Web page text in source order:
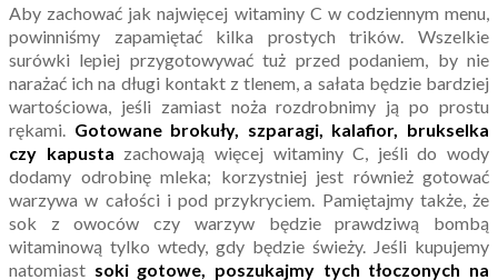
Aby zachować jak najwięcej witaminy C w codziennym menu,
powinniśmy zapamiętać kilka prostych trików. Wszelkie
surówki lepiej przygotowywać tuż przed podaniem, by nie
narażać ich na długi kontakt z tlenem, a sałata będzie bardziej
wartościowa, jeśli zamiast noża rozdrobnimy ją po prostu
rękami. Gotowane brokuły, szparagi, kalafior, brukselka
czy kapusta zachowają więcej witaminy C, jeśli do wody
dodamy odrobinę mleka; korzystniej jest również gotować
warzywa w całości i pod przykryciem. Pamiętajmy także, że
sok z owoców czy warzyw będzie prawdziwą bombą
witaminową tylko wtedy, gdy będzie świeży. Jeśli kupujemy
natomiast soki gotowe, poszukajmy tych tłoczonych na